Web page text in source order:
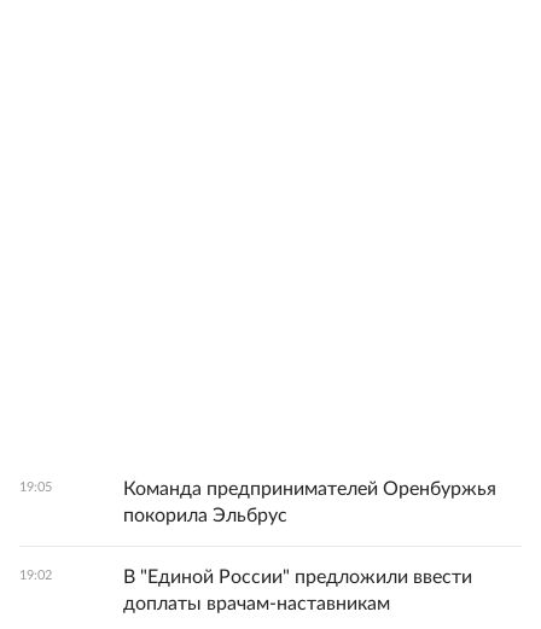
19:05
Команда предпринимателей Оренбуржья
покорила Эльбрус
19:02
В "Единой России" предложили ввести
доплаты врачам-наставникам